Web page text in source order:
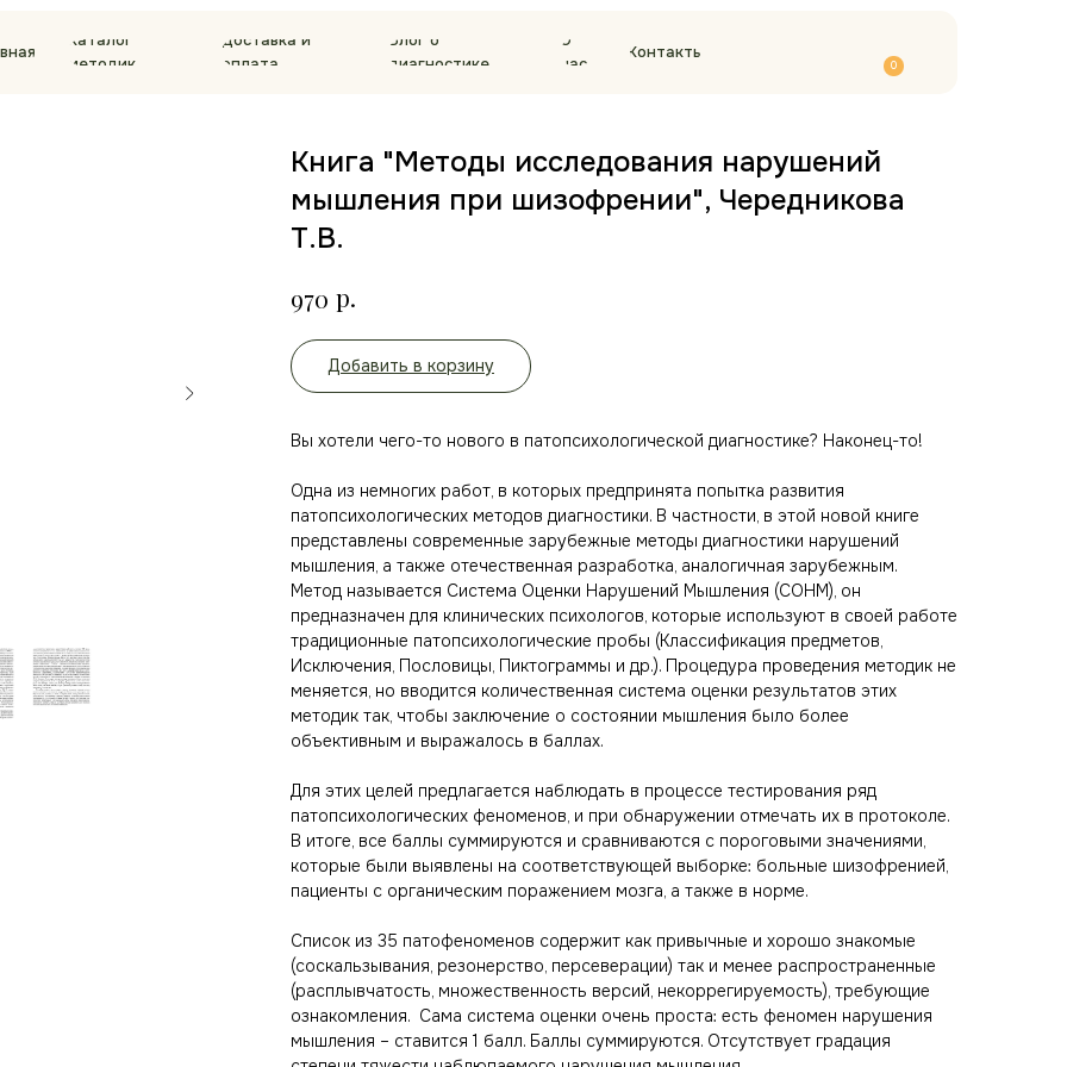
Каталог
методик
Доставка и
оплата
Блог о
диагностике
О
нас
Контакты
0
Книга "Методы исследования нарушений
мышления при шизофрении", Чередникова
Т.В.
970 р.
Добавить в корзину
Вы хотели чего-то нового в патопсихологической диагностике? Наконец-то!
Одна из немногих работ, в которых предпринята попытка развития
патопсихологических методов диагностики. В частности, в этой новой книге
представлены современные зарубежные методы диагностики нарушений
мышления, а также отечественная разработка, аналогичная зарубежным.
Метод называется Система Оценки Нарушений Мышления (СОНМ), он
предназначен для клинических психологов, которые используют в своей работе
традиционные патопсихологические пробы (Классификация предметов,
Исключения, Пословицы, Пиктограммы и др.). Процедура проведения методик не
меняется, но вводится количественная система оценки результатов этих
методик так, чтобы заключение о состоянии мышления было более
объективным и выражалось в баллах.
Для этих целей предлагается наблюдать в процессе тестирования ряд
патопсихологических феноменов, и при обнаружении отмечать их в протоколе.
В итоге, все баллы суммируются и сравниваются с пороговыми значениями,
которые были выявлены на соответствующей выборке: больные шизофренией,
пациенты с органическим поражением мозга, а также в норме.
Список из 35 патофеноменов содержит как привычные и хорошо знакомые
(соскальзывания, резонерство, персеверации) так и менее распространенные
(расплывчатость, множественность версий, некоррегируемость), требующие
ознакомления. Сама система оценки очень проста: есть феномен нарушения
мышления – ставится 1 балл. Баллы суммируются. Отсутствует градация